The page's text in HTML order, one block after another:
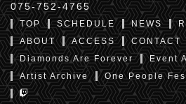
075-752-4765
TOP SCHEDULE NEWS
ABOUT
ACCESS
CONTACT
Diamonds Are Forever
Event
Artist Archive
One People